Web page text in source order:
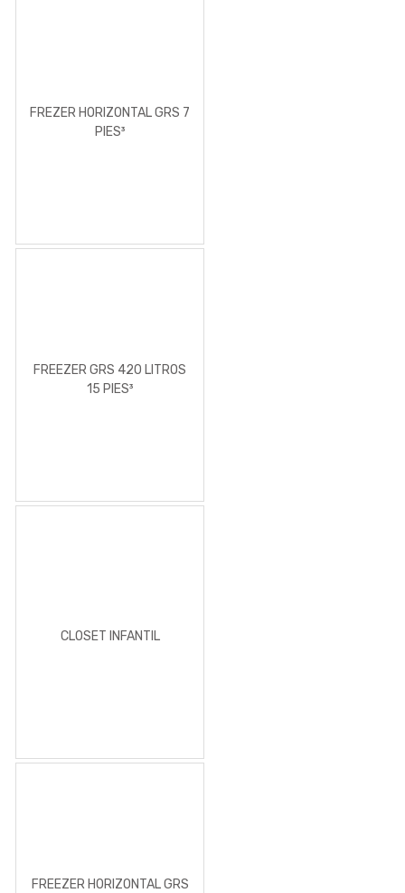
FREZER HORIZONTAL GRS 7
PIES³
FREEZER GRS 420 LITROS
15 PIES³
CLOSET INFANTIL
FREEZER HORIZONTAL GRS